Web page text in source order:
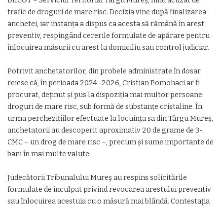
trafic de droguri de mare risc. Decizia vine după finalizarea
anchetei, iar instanța a dispus ca acesta să rămână în arest
preventiv, respingând cererile formulate de apărare pentru
înlocuirea măsurii cu arest la domiciliu sau control judiciar.
Potrivit anchetatorilor, din probele administrate în dosar
reiese că, în perioada 2024–2026, Cristian Pomohaci ar fi
procurat, deținut și pus la dispoziția mai multor persoane
droguri de mare risc, sub formă de substanțe cristaline. În
urma perchezițiilor efectuate la locuința sa din Târgu Mureș,
anchetatorii au descoperit aproximativ 20 de grame de 3-
CMC – un drog de mare risc –, precum și sume importante de
bani în mai multe valute.
Judecătorii Tribunalului Mureș au respins solicitările
formulate de inculpat privind revocarea arestului preventiv
sau înlocuirea acestuia cu o măsură mai blândă. Contestația